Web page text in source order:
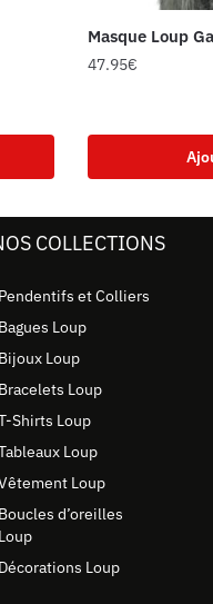
Masque Loup
47.95€
COLLECTIONS
Pendentifs et Colliers
Bagues Loup
Bijoux Loup
Bracelets Loup
Shirts Loup
Loup
Loup
Boucles d’oreilles
Loup
Décorations Loup